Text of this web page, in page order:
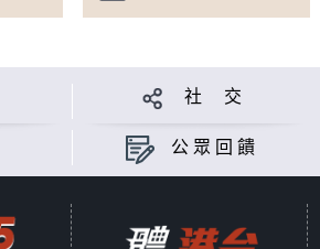
社 交
公眾回饋